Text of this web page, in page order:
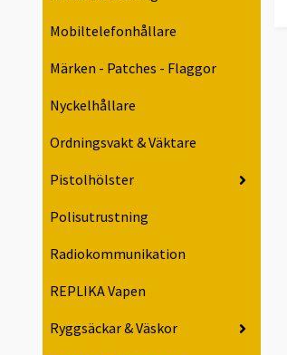
Mobiltelefonhållare
Märken - Patches - Flaggor
Nyckelhållare
Ordningsvakt & Väktare
Pistolhölster
Polisutrustning
Radiokommunikation
REPLIKA Vapen
Ryggsäckar & Väskor